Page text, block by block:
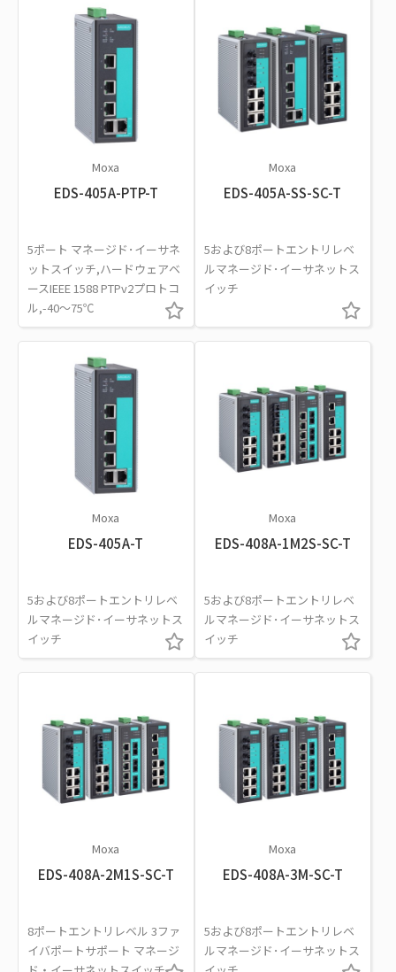
Moxa
EDS-405A-PTP-T
5ポート マネージド･イーサネ
ットスイッチ,ハードウェアベ
ースIEEE 1588 PTPv2プロトコ
ル,-40～75℃
Moxa
EDS-405A-SS-SC-T
5および8ポートエントリレベ
ルマネージド･イーサネットス
イッチ
Moxa
EDS-405A-T
5および8ポートエントリレベ
ルマネージド･イーサネットス
イッチ
Moxa
EDS-408A-1M2S-SC-T
5および8ポートエントリレベ
ルマネージド･イーサネットス
イッチ
Moxa
EDS-408A-2M1S-SC-T
8ポートエントリレベル 3ファ
イバポートサポート マネージ
Moxa
EDS-408A-3M-SC-T
5および8ポートエントリレベ
ルマネージド･イーサネットス